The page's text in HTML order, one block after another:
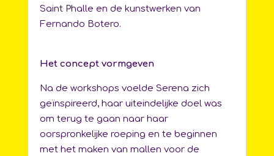
Saint Phalle en de kunstwerken van
Fernando Botero.
Het concept vormgeven
Na de workshops voelde Serena zich
geïnspireerd, haar uiteindelijke doel was
om terug te gaan naar haar
oorspronkelijke roeping en te beginnen
met het maken van mallen voor de